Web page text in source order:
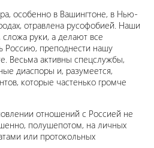
особенно в Вашингтоне, в Нью-
отравлена русофобией. Наши
руки, а делают все
Россию, преподнести нашу
Весьма активны спецслужбы,
диаспоры и, разумеется,
которые частенько громче
отношений с Россией не
полушепотом, на личных
или протокольных